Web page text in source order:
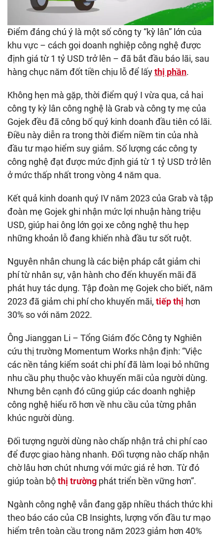
Điểm đáng chú ý là một số công ty “kỳ lân” lớn của
khu vực – cách gọi doanh nghiệp công nghệ được
định giá từ 1 tỷ USD trở lên – đã bắt đầu báo lãi, sau
hàng chục năm đốt tiền chịu lỗ để lấythị phần.
Không hẹn mà gặp, thời điểm quý I vừa qua, cả hai
công ty kỳ lân công nghệ là Grab và công ty mẹ của
Gojek đều đã công bố quý kinh doanh đầu tiên có lãi.
Điều này diễn ra trong thời điểm niềm tin của nhà
đầu tư mạo hiểm suy giảm. Số lượng các công ty
công nghệ đạt được mức định giá từ 1 tỷ USD trở lên
ở mức thấp nhất trong vòng 4 năm qua.
Kết quả kinh doanh quý IV năm 2023 của Grab và tập
đoàn mẹ Gojek ghi nhận mức lợi nhuận hàng triệu
USD, giúp hai ông lớn gọi xe công nghệ thu hẹp
những khoản lỗ đang khiến nhà đầu tư sốt ruột.
Nguyên nhân chung là các biện pháp cắt giảm chi
phí từ nhân sự, vận hành cho đến khuyến mãi đã
phát huy tác dụng. Tập đoàn mẹ Gojek cho biết, năm
2023 đã giảm chi phí cho khuyến mãi, tiếp thị hơn
30% so với năm 2022.
Ông Jianggan Li – Tổng Giám đốc Công ty Nghiên
cứu thị trường Momentum Works nhận định: “Việc
các nền tảng kiểm soát chi phí đã làm loại bỏ những
nhu cầu phụ thuộc vào khuyến mãi của người dùng.
Nhưng bên cạnh đó cũng giúp các doanh nghiệp
công nghệ hiểu rõ hơn về nhu cầu của từng phân
khúc người dùng.
Đối tượng người dùng nào chấp nhận trả chi phí cao
để được giao hàng nhanh. Đối tượng nào chấp nhận
chờ lâu hơn chút nhưng với mức giá rẻ hơn. Từ đó
giúp toàn bộthị trường phát triển bền vững hơn”.
Ngành công nghệ vẫn đang gặp nhiều thách thức khi
theo báo cáo của CB Insights, lượng vốn đầu tư mạo
hiểm trên toàn cầu trong năm 2023 giảm hơn 40%